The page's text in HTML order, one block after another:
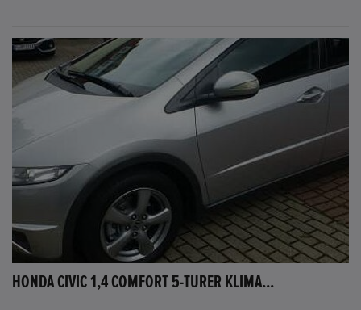
HONDA CIVIC 1,4 COMFORT 5-TÜRER KLIMA...